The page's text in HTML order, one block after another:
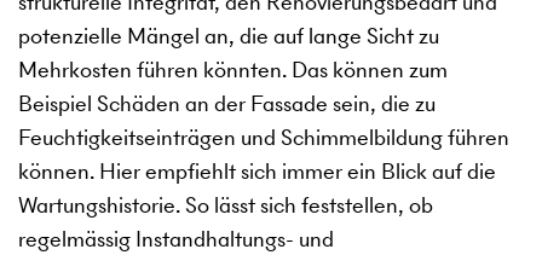
potenzielle Mängel an, die auf lange Sicht zu
Mehrkosten führen könnten. Das können zum
Beispiel Schäden an der Fassade sein, die zu
Feuchtigkeitseinträgen und Schimmelbildung führen
können. Hier empfiehlt sich immer ein Blick auf die
Wartungshistorie. So lässt sich feststellen, ob
regelmässig Instandhaltungs- und